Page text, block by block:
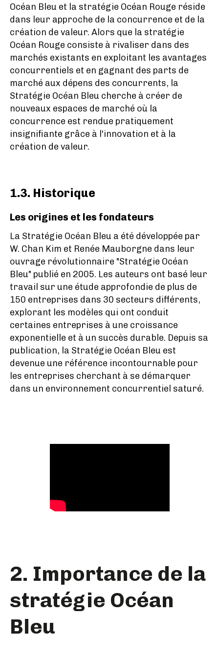
Océan Bleu et la stratégie Océan Rouge réside
dans leur approche de la concurrence et de la
création de valeur. Alors que la stratégie
Océan Rouge consiste à rivaliser dans des
marchés existants en exploitant les avantages
concurrentiels et en gagnant des parts de
marché aux dépens des concurrents, la
Stratégie Océan Bleu cherche à créer de
nouveaux espaces de marché où la
concurrence est rendue pratiquement
insignifiante grâce à l'innovation et à la
création de valeur.
1.3. Historique
Les origines et les fondateurs
La Stratégie Océan Bleu a été développée par
W. Chan Kim et Renée Mauborgne dans leur
ouvrage révolutionnaire "Stratégie Océan
Bleu" publié en 2005. Les auteurs ont basé leur
travail sur une étude approfondie de plus de
150 entreprises dans 30 secteurs différents,
explorant les modèles qui ont conduit
certaines entreprises à une croissance
exponentielle et à un succès durable. Depuis sa
publication, la Stratégie Océan Bleu est
devenue une référence incontournable pour
les entreprises cherchant à se démarquer
dans un environnement concurrentiel saturé.
2. Importance de la
stratégie Océan
Bleu